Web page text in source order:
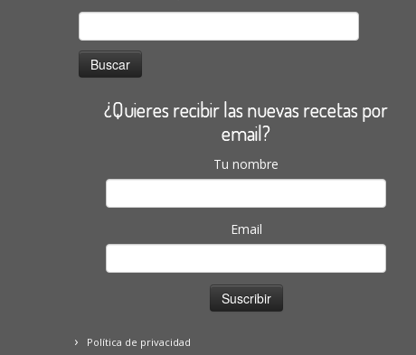
Buscar:
¿Quieres recibir las nuevas recetas por
email?
Tu nombre
Email
Política de privacidad